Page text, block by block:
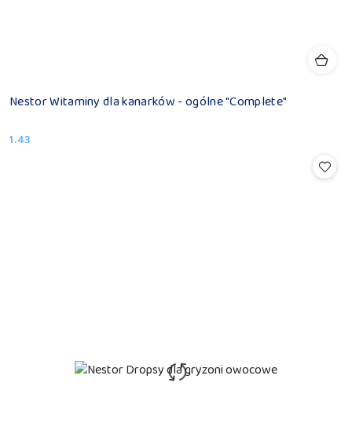
Nestor Witaminy dla kanarków - ogólne "Complete"
Cena:
1.43